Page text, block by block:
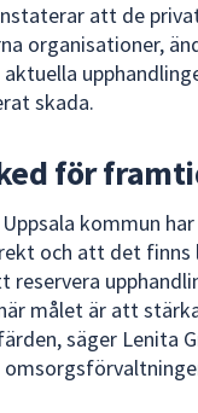
att de
organisationer,
skada.
för
kommun
och att det finns
målet är att
säger Lenita